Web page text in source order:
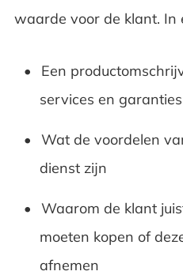
waarde voor de klant. In
Een
services en garanties
Wat de voordelen
dienst zijn
Waarom de klant
moeten kopen of
afnemen